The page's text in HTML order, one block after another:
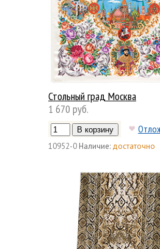
Стольный град Москва
1 670 руб.
10952-0 Наличие: достаточно